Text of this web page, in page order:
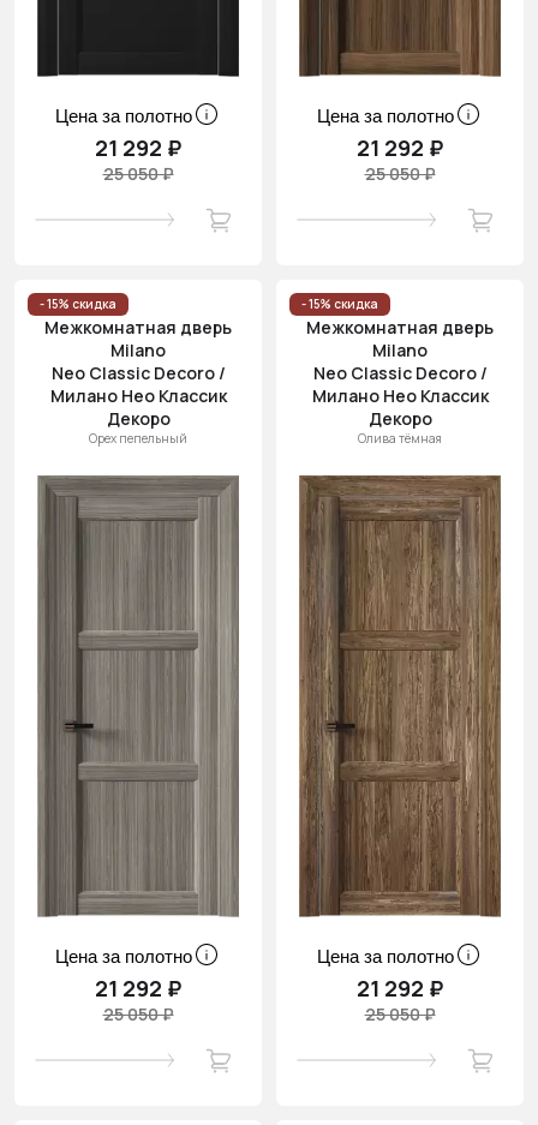
Цена за полотно
21 292 ₽
25 050 ₽
Цена за полотно
21 292 ₽
25 050 ₽
- 15% скидка
Межкомнатная дверь
Milano
Neo Classic Decoro /
Милано Нео Классик
Декоро
Орех пепельный
Цена за полотно
21 292 ₽
25 050 ₽
- 15% скидка
Межкомнатная дверь
Milano
Neo Classic Decoro /
Милано Нео Классик
Декоро
Олива тёмная
Цена за полотно
21 292 ₽
25 050 ₽